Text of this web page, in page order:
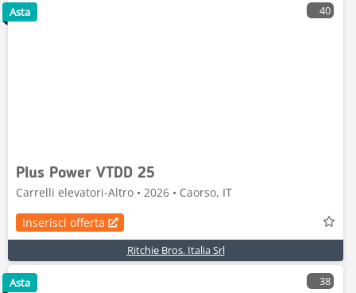
40
Plus Power VTDD 25
Carrelli elevatori-Altro • 2026 • Caorso, IT
Inserisci offerta
Ritchie Bros. Italia Srl
Asta
38
Asta